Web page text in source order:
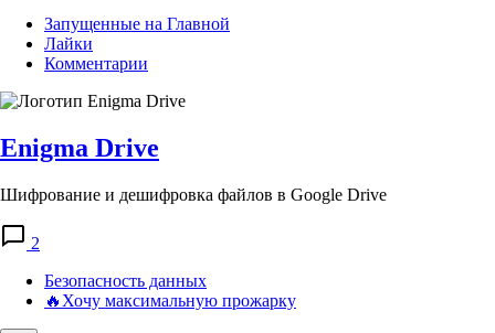
Запущенные на Главной
Лайки
Комментарии
Enigma Drive
Шифрование и дешифровка файлов в Google Drive
2
Безопасность данных
🔥Хочу максимальную прожарку